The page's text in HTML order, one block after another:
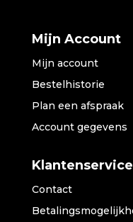
Mijn Account
Mijn account
Bestelhistorie
Plan een afspraak
Account gegevens
Klantenservice
Contact